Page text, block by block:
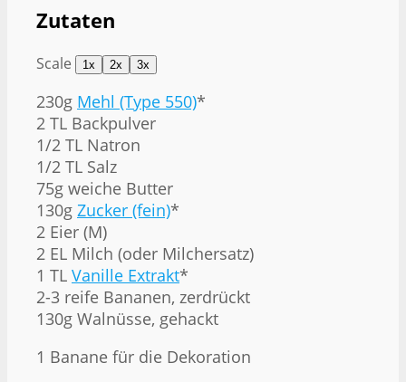
Zutaten
Scale 1x 2x 3x
230g Mehl (Type 550)*
2 TL Backpulver
1/2 TL Natron
1/2 TL Salz
75g weiche Butter
130g Zucker (fein)*
2 Eier (M)
2 EL Milch (oder Milchersatz)
1 TL Vanille Extrakt*
2-3 reife Bananen, zerdrückt
130g Walnüsse, gehackt
1 Banane für die Dekoration